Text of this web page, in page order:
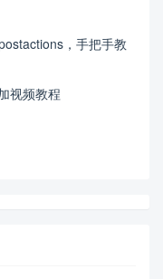
，手把手教
视频教程